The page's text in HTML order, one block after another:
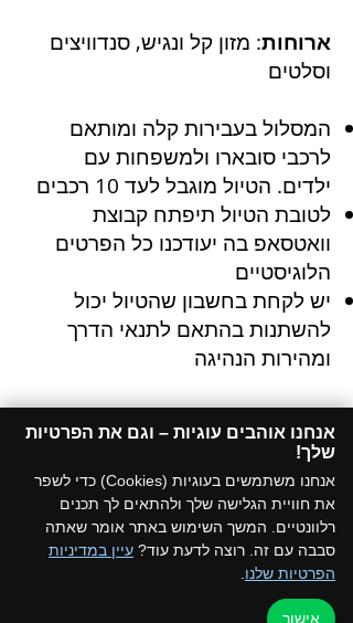
ארוחות: מזון קל ונגיש, סנדוויצים
וסלטים
המסלול בעבירות קלה ומותאם
לרכבי סובארו ולמשפחות עם
ילדים. הטיול מוגבל לעד 10 רכבים
לטובת הטיול תיפתח קבוצת
וואטסאפ בה יעודכנו כל הפרטים
הלוגיסטיים
יש לקחת בחשבון שהטיול יכול
להשתנות בהתאם לתנאי הדרך
ומהירות הנהיגה
מחירים:
מחיר רגיל 200ש"ח לרכב ללא
תלות בכמות הנוסעים
למחזיקי כרטיס מועדון150 ש"ח
לרכב
אנחנו אוהבים עוגיות – וגם את הפרטיות
שלך!​
אנחנו משתמשים בעוגיות (Cookies) כדי לשפר
את חוויית הגלישה שלך ולהתאים לך תכנים
רלוונטיים. המשך השימוש באתר אומר שאתה
סבבה עם זה. רוצה לדעת עוד? עיין במדיניות
הפרטיות שלנו
אישור